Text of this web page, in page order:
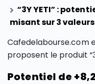
“3Y YETI” :
misant sur 3 valeurs
Cafedelabourse.com
proposent le produit
Potentiel de